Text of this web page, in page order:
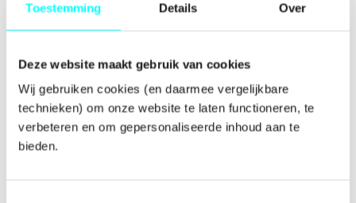
Toestemming Details Over
Deze website maakt gebruik van cookies
Wij gebruiken cookies (en daarmee vergelijkbare
technieken) om onze website te laten functioneren, te
verbeteren en om gepersonaliseerde inhoud aan te
bieden.